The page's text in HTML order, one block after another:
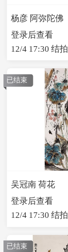
杨彦 阿弥陀佛
登录后查看
12/4 17:30 结拍
已结束
吴冠南 荷花
登录后查看
12/4 17:30 结拍
已结束